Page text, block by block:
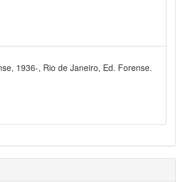
1936-, Rio de Janeiro, Ed. Forense.